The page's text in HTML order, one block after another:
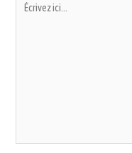
ici…